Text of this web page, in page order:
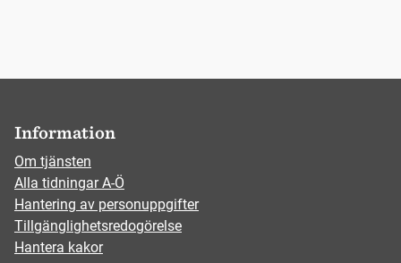
Information
Om tjänsten
Alla tidningar A-Ö
Hantering av personuppgifter
Tillgänglighetsredogörelse
Hantera kakor